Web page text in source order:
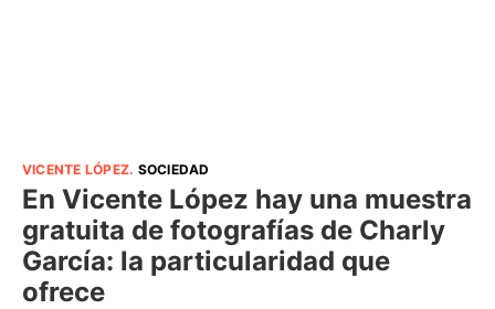
VICENTE LÓPEZ. SOCIEDAD
En Vicente López hay una muestra
gratuita de fotografías de Charly
García: la particularidad que
ofrece